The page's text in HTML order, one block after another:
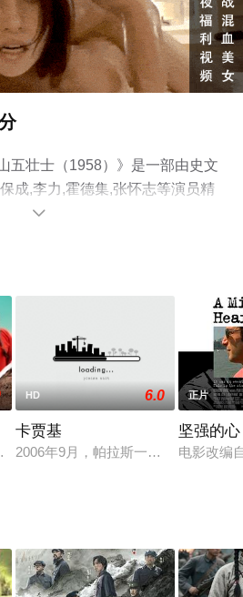
五壮士（1958）》是一部由史文
成,李力,霍德集,张怀志等演员精
手机免费观看高清无删减完整版
台了解。

全面侵略，中日大战随即打响战争中
HD 6.0
卡贾基
2006年9月，帕拉斯一个3人组侦查
正片
坚强的心
电影改编